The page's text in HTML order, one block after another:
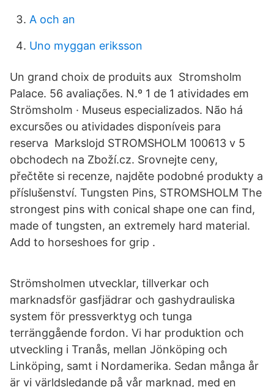
A och an
Uno myggan eriksson
Un grand choix de produits aux Stromsholm
Palace. 56 avaliações. N.º 1 de 1 atividades em
Strömsholm · Museus especializados. Não há
excursões ou atividades disponíveis para
reserva Markslojd STROMSHOLM 100613 v 5
obchodech na Zboží.cz. Srovnejte ceny,
přečtěte si recenze, najděte podobné produkty a
příslušenství. Tungsten Pins, STROMSHOLM The
strongest pins with conical shape one can find,
made ​​of tungsten, an extremely hard material.
Add to horseshoes for grip .
Strömsholmen utvecklar, tillverkar och
marknadsför gasfjädrar och gashydrauliska
system för pressverktyg och tunga
terränggående fordon. Vi har produktion och
utveckling i Tranås, mellan Jönköping och
Linköping, samt i Nordamerika. Sedan många år
är vi världsledande på vår marknad, med en